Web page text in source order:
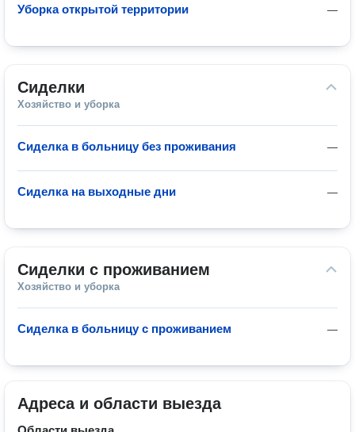
—
Уборка открытой территории
Сиделки
Хозяйство и уборка
—
Сиделка в больницу без проживания
—
Сиделка на выходные дни
Сиделки с проживанием
Хозяйство и уборка
—
Сиделка в больницу с проживанием
Адреса и области выезда